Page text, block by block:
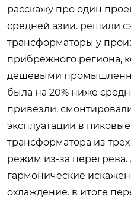
расскажу про один
средней азии. решили
трансформаторы у
прибрежного региона,
дешевыми
была на 20% ниже
привезли,
эксплуатации в
трансформатора из
режим из-за
гармонические
охлаждение. в итоге